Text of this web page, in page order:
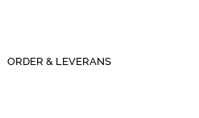
ORDER & LEVERANS